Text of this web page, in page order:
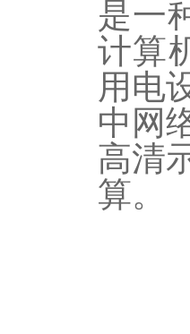
是一
计算
用电
中网
高清
算。